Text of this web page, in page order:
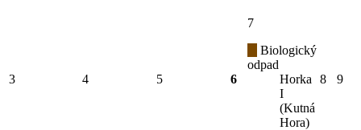
3 4 5 6
7
Biologický
odpad
Horka
I
(Kutná
Hora)
8 9